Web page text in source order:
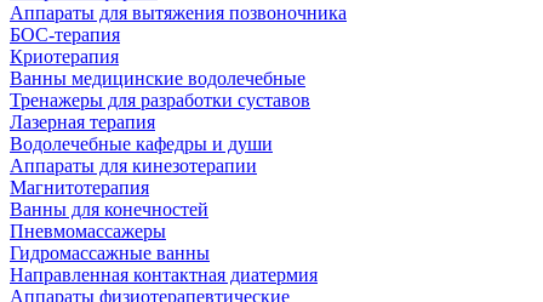
Аппараты для вытяжения позвоночника
БОС-терапия
Криотерапия
Ванны медицинские водолечебные
Тренажеры для разработки суставов
Лазерная терапия
Водолечебные кафедры и души
Аппараты для кинезотерапии
Магнитотерапия
Ванны для конечностей
Пневмомассажеры
Гидромассажные ванны
Направленная контактная диатермия
Аппараты физиотерапевтические